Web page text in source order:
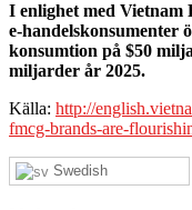
I enlighet med Vietnam
e-handelskonsumenter
konsumtion på $50
miljarder år 2025.
Källa: http://
fmcg-brands-are-
Swedish